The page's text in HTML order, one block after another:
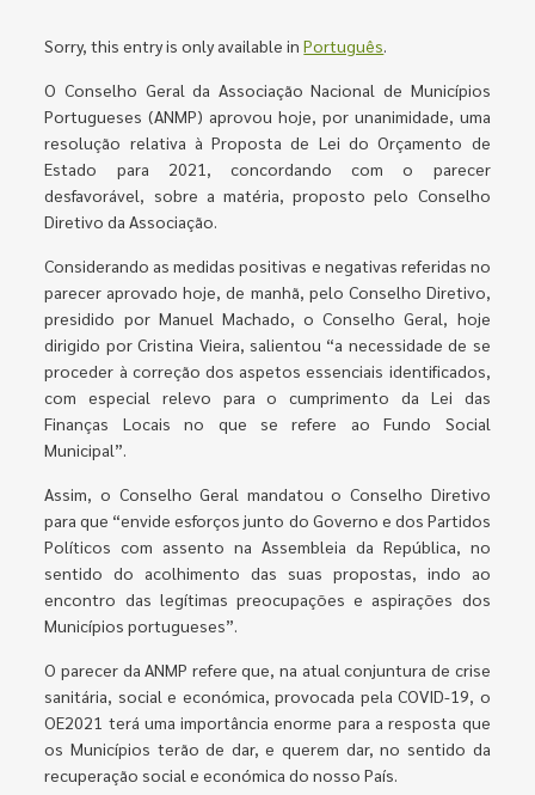
Sorry, this entry is only available inPortuguês.
O Conselho Geral da Associação Nacional de Municípios
Portugueses (ANMP) aprovou hoje, por unanimidade, uma
resolução relativa à Proposta de Lei do Orçamento de
Estado para 2021, concordando com o parecer
desfavorável, sobre a matéria, proposto pelo Conselho
Diretivo da Associação.
Considerando as medidas positivas e negativas referidas no
parecer aprovado hoje, de manhã, pelo Conselho Diretivo,
presidido por Manuel Machado, o Conselho Geral, hoje
dirigido por Cristina Vieira, salientou “a necessidade de se
proceder à correção dos aspetos essenciais identificados,
com especial relevo para o cumprimento da Lei das
Finanças Locais no que se refere ao Fundo Social
Municipal”.
Assim, o Conselho Geral mandatou o Conselho Diretivo
para que “envide esforços junto do Governo e dos Partidos
Políticos com assento na Assembleia da República, no
sentido do acolhimento das suas propostas, indo ao
encontro das legítimas preocupações e aspirações dos
Municípios portugueses”.
O parecer da ANMP refere que, na atual conjuntura de crise
sanitária, social e económica, provocada pela COVID-19, o
OE2021 terá uma importância enorme para a resposta que
os Municípios terão de dar, e querem dar, no sentido da
recuperação social e económica do nosso País.